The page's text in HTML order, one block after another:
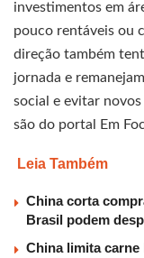
investimentos em
pouco rentáveis ou
direção também
jornada e
social e evitar
são do portal Em
Leia Também
China corta
Brasil podem
China limita carne